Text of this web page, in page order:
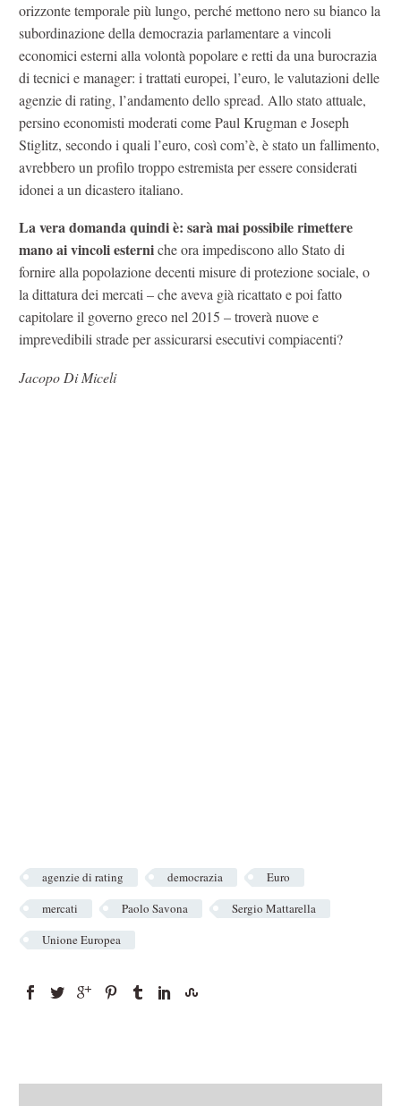
orizzonte temporale più lungo, perché mettono nero su bianco la
subordinazione della democrazia parlamentare a vincoli
economici esterni alla volontà popolare e retti da una burocrazia
di tecnici e manager: i trattati europei, l’euro, le valutazioni delle
agenzie di rating, l’andamento dello spread. Allo stato attuale,
persino economisti moderati come Paul Krugman e Joseph
Stiglitz, secondo i quali l’euro, così com’è, è stato un fallimento,
avrebbero un profilo troppo estremista per essere considerati
idonei a un dicastero italiano.
La vera domanda quindi è: sarà mai possibile rimettere
mano ai vincoli esterniche ora impediscono allo Stato di
fornire alla popolazione decenti misure di protezione sociale, o
la dittatura dei mercati – che aveva già ricattato e poi fatto
capitolare il governo greco nel 2015 – troverà nuove e
imprevedibili strade per assicurarsi esecutivi compiacenti?
Jacopo Di Miceli
agenzie di rating democrazia
Euro
mercati
Paolo Savona
Sergio Mattarella
Unione Europea